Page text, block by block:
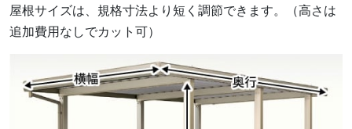
屋根サイズは、規格寸法より短く調節できます。（高さは
追加費用なしでカット可）